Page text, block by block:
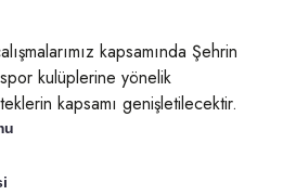
kapsamında Şehrin
kulüplerine yönelik
kapsamı genişletilecektir.